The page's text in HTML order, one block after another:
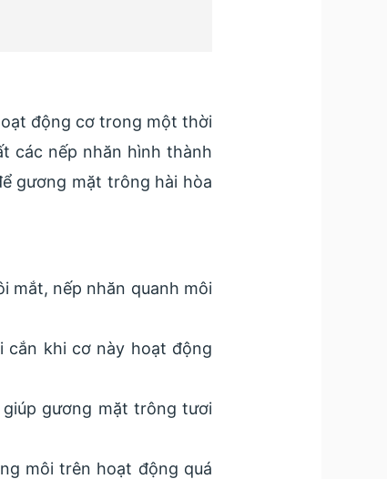
động cơ trong một thời
các nếp nhăn hình thành
gương mặt trông hài hòa
mắt, nếp nhăn quanh môi
cắn khi cơ này hoạt động
gương mặt trông tươi
môi trên hoạt động quá